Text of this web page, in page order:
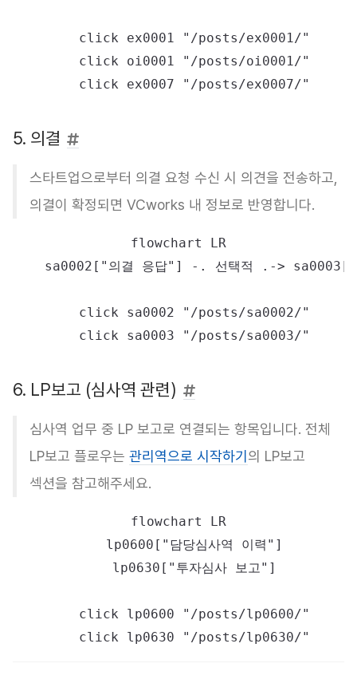
    click ex0001 "/posts/ex0001/"
    click oi0001 "/posts/oi0001/"
5. 의결
스타트업으로부터 의결 요청 수신 시 의견을 전송하고,
의결이 확정되면 VCworks 내 정보로 반영합니다.
flowchart LR
sa0002["의결 응답"] -. 선택적 .-> sa0003["
    click sa0002 "/posts/sa0002/"
6. LP보고 (심사역 관련)
심사역 업무 중 LP 보고로 연결되는 항목입니다. 전체
LP보고 플로우는 관리역으로 시작하기 의 LP보고
섹션을 참고해주세요.
flowchart LR
    lp0600["담당심사역 이력"]
    lp0630["투자심사 보고"]
    click lp0600 "/posts/lp0600/"